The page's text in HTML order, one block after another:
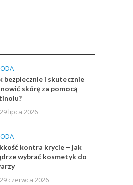
bezpiecznie i skutecznie
skórę za pomocą
29 lipca 2026
kontra krycie – jak
wybrać kosmetyk do
29 czerwca 2026